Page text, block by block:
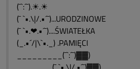
(¯`:´¯).☀.☀
(¯ `•.\|/.•´¯)...URODZINOWE
(¯ `•.❤.•´¯)....ŚWIATEŁKA
(_.•´/|\`•._) .PAMIĘCI
_________(¯`:´¯)▓▓)